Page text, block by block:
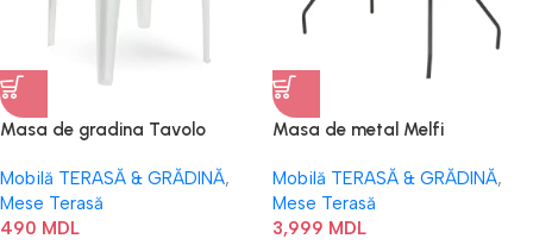
Masa de gradina Tavolo
Mobilă TERASĂ & GRĂDINĂ,
Mese Terasă
490 MDL
Masa de metal Melfi
Mobilă TERASĂ & GRĂDINĂ,
Mese Terasă
3,999 MDL